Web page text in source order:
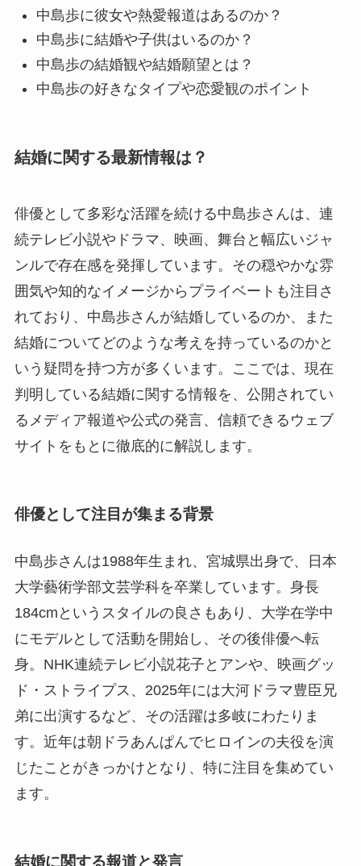
中島歩に彼女や熱愛報道はあるのか？
中島歩に結婚や子供はいるのか？
中島歩の結婚観や結婚願望とは？
中島歩の好きなタイプや恋愛観のポイント
結婚に関する最新情報は？
俳優として多彩な活躍を続ける中島歩さんは、連
続テレビ小説やドラマ、映画、舞台と幅広いジャ
ンルで存在感を発揮しています。その穏やかな雰
囲気や知的なイメージからプライベートも注目さ
れており、中島歩さんが結婚しているのか、また
結婚についてどのような考えを持っているのかと
いう疑問を持つ方が多くいます。ここでは、現在
判明している結婚に関する情報を、公開されてい
るメディア報道や公式の発言、信頼できるウェブ
サイトをもとに徹底的に解説します。
俳優として注目が集まる背景
中島歩さんは1988年生まれ、宮城県出身で、日本
大学藝術学部文芸学科を卒業しています。身長
184cmというスタイルの良さもあり、大学在学中
にモデルとして活動を開始し、その後俳優へ転
身。NHK連続テレビ小説花子とアンや、映画グッ
ド・ストライプス、2025年には大河ドラマ豊臣兄
弟に出演するなど、その活躍は多岐にわたりま
す。近年は朝ドラあんぱんでヒロインの夫役を演
じたことがきっかけとなり、特に注目を集めてい
ます。
結婚に関する報道と発言